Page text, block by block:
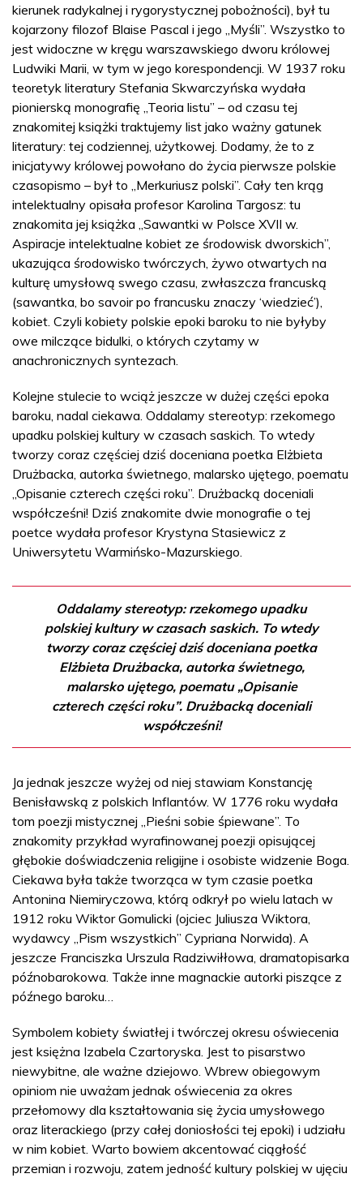
kierunek radykalnej i rygorystycznej pobożności), był tu
kojarzony filozof Blaise Pascal i jego „Myśli”. Wszystko to
jest widoczne w kręgu warszawskiego dworu królowej
Ludwiki Marii, w tym w jego korespondencji. W 1937 roku
teoretyk literatury Stefania Skwarczyńska wydała
pionierską monografię „Teoria listu” – od czasu tej
znakomitej książki traktujemy list jako ważny gatunek
literatury: tej codziennej, użytkowej. Dodamy, że to z
inicjatywy królowej powołano do życia pierwsze polskie
czasopismo – był to „Merkuriusz polski”. Cały ten krąg
intelektualny opisała profesor Karolina Targosz: tu
znakomita jej książka „Sawantki w Polsce XVII w.
Aspiracje intelektualne kobiet ze środowisk dworskich”,
ukazująca środowisko twórczych, żywo otwartych na
kulturę umysłową swego czasu, zwłaszcza francuską
(sawantka, bo savoir po francusku znaczy ‘wiedzieć’),
kobiet. Czyli kobiety polskie epoki baroku to nie byłyby
owe milczące bidulki, o których czytamy w
anachronicznych syntezach.
Kolejne stulecie to wciąż jeszcze w dużej części epoka
baroku, nadal ciekawa. Oddalamy stereotyp: rzekomego
upadku polskiej kultury w czasach saskich. To wtedy
tworzy coraz częściej dziś doceniana poetka Elżbieta
Drużbacka, autorka świetnego, malarsko ujętego, poematu
„Opisanie czterech części roku”. Drużbacką doceniali
współcześni! Dziś znakomite dwie monografie o tej
poetce wydała profesor Krystyna Stasiewicz z
Uniwersytetu Warmińsko-Mazurskiego.
Oddalamy stereotyp: rzekomego upadku
polskiej kultury w czasach saskich. To wtedy
tworzy coraz częściej dziś doceniana poetka
Elżbieta Drużbacka, autorka świetnego,
malarsko ujętego, poematu „Opisanie
czterech części roku”. Drużbacką doceniali
współcześni!
Ja jednak jeszcze wyżej od niej stawiam Konstancję
Benisławską z polskich Inflantów. W 1776 roku wydała
tom poezji mistycznej „Pieśni sobie śpiewane”. To
znakomity przykład wyrafinowanej poezji opisującej
głębokie doświadczenia religijne i osobiste widzenie Boga.
Ciekawa była także tworząca w tym czasie poetka
Antonina Niemiryczowa, którą odkrył po wielu latach w
1912 roku Wiktor Gomulicki (ojciec Juliusza Wiktora,
wydawcy „Pism wszystkich” Cypriana Norwida). A
jeszcze Franciszka Urszula Radziwiłłowa, dramatopisarka
późnobarokowa. Także inne magnackie autorki piszące z
późnego baroku…
Symbolem kobiety światłej i twórczej okresu oświecenia
jest księżna Izabela Czartoryska. Jest to pisarstwo
niewybitne, ale ważne dziejowo. Wbrew obiegowym
opiniom nie uważam jednak oświecenia za okres
przełomowy dla kształtowania się życia umysłowego
oraz literackiego (przy całej doniosłości tej epoki) i udziału
w nim kobiet. Warto bowiem akcentować ciągłość
przemian i rozwoju, zatem jedność kultury polskiej w ujęciu